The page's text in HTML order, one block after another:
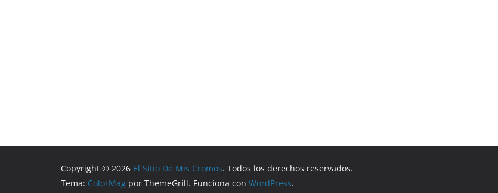
Copyright © 2026 El Sitio De Mis Cromos. Todos los derechos reservados.
Tema: ColorMag por ThemeGrill. Funciona con WordPress.